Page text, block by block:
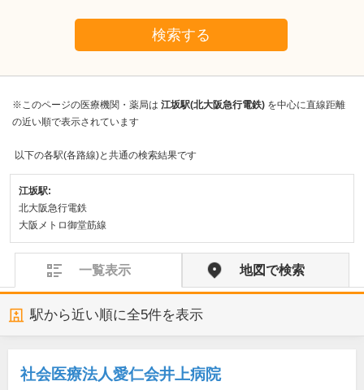
検索する
※このページの医療機関・薬局は 江坂駅(北大阪急行電鉄) を中心に直線距離
の近い順で表示されています
以下の各駅(各路線)と共通の検索結果です
江坂駅:
北大阪急行電鉄
大阪メトロ御堂筋線
一覧表示 地図で検索
駅から近い順に全5件を表示
社会医療法人愛仁会井上病院